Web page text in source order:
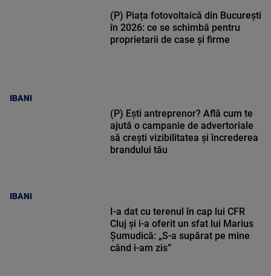
IBANI
(P) Piața fotovoltaică din București
în 2026: ce se schimbă pentru
proprietarii de case și firme
IBANI
(P) Ești antreprenor? Află cum te
ajută o campanie de advertoriale
să crești vizibilitatea și încrederea
brandului tău
I-a dat cu terenul în cap lui CFR
Cluj și i-a oferit un sfat lui Marius
Șumudică: „S-a supărat pe mine
când i-am zis”